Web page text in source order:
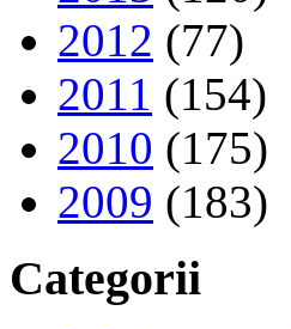
2012 (77)
2011 (154)
2010 (175)
2009 (183)
Categorii